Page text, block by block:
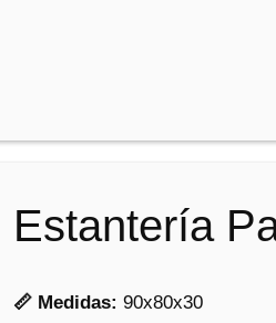
Estantería
📏 Medidas: 90x80x30